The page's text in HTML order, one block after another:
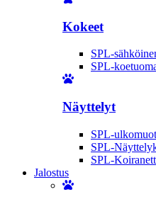
Kokeet
SPL-
SPL-
Näyttelyt
SPL-
SPL-
SPL-
Jalostus